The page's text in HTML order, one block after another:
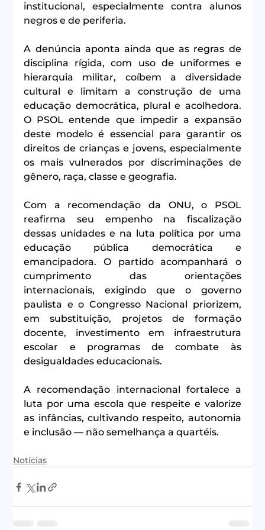
institucional, especialmente contra alunos
negros e de periferia.
A denúncia aponta ainda que as regras de
disciplina rígida, com uso de uniformes e
hierarquia militar, coíbem a diversidade
cultural e limitam a construção de uma
educação democrática, plural e acolhedora.
O PSOL entende que impedir a expansão
deste modelo é essencial para garantir os
direitos de crianças e jovens, especialmente
os mais vulnerados por discriminações de
gênero, raça, classe e geografia.
Com a recomendação da ONU, o PSOL
reafirma seu empenho na fiscalização
dessas unidades e na luta política por uma
educação pública democrática e
emancipadora. O partido acompanhará o
cumprimento das orientações
internacionais, exigindo que o governo
paulista e o Congresso Nacional priorizem,
em substituição, projetos de formação
docente, investimento em infraestrutura
escolar e programas de combate às
desigualdades educacionais.
A recomendação internacional fortalece a
luta por uma escola que respeite e valorize
as infâncias, cultivando respeito, autonomia
e inclusão — não semelhança a quartéis.
Notícias